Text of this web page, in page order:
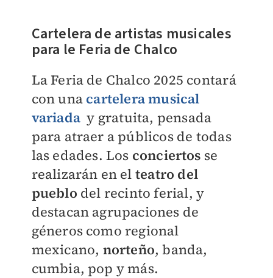
Cartelera de artistas musicales
para le Feria de Chalco
La Feria de Chalco 2025 contará
con una cartelera musical
variada y gratuita, pensada
para atraer a públicos de todas
las edades. Los conciertos se
realizarán en el teatro del
pueblo del recinto ferial, y
destacan agrupaciones de
géneros como regional
mexicano, norteño, banda,
cumbia, pop y más.